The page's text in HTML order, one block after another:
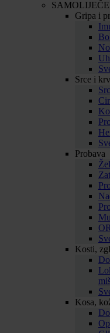
Gripa i
Srce i
Probava
Kosti,
Kosa,